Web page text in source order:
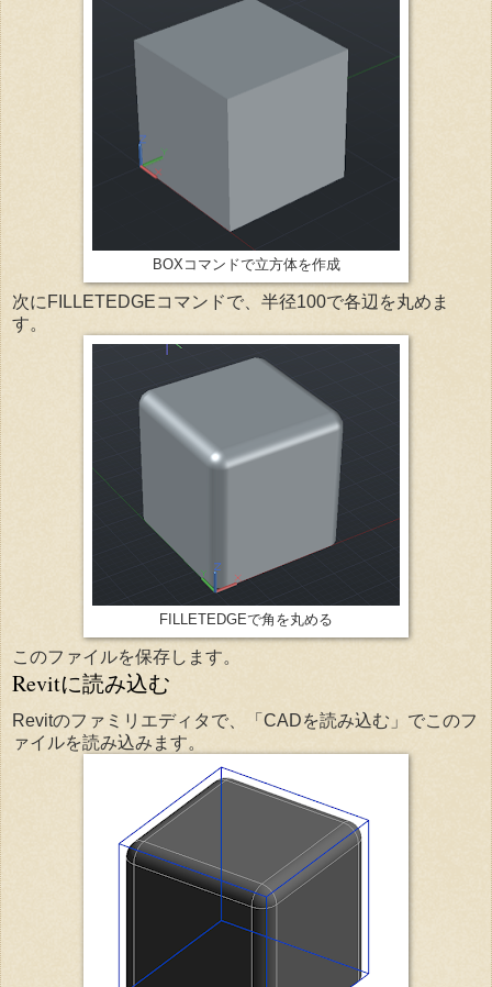
BOXコマンドで立方体を作成
次にFILLETEDGEコマンドで、半径100で各辺を丸めま
す。
FILLETEDGEで角を丸める
このファイルを保存します。
Revitに読み込む
Revitのファミリエディタで、「CADを読み込む」でこのフ
ァイルを読み込みます。